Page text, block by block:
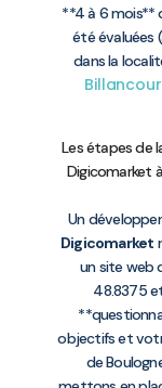
**4 à 6 mois**
été évaluées
dans la
Les étapes de
Digicomarket
Un
Digicomarket
un site web
48.8375
objectifs et
de